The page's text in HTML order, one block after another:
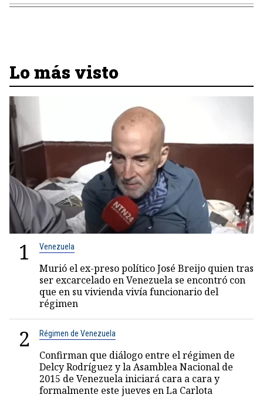
Lo más visto
1 Venezuela
Murió el ex-preso político José Breijo quien tras
ser excarcelado en Venezuela se encontró con
que en su vivienda vivía funcionario del
régimen
2 Régimen de Venezuela
Confirman que diálogo entre el régimen de
Delcy Rodríguez y la Asamblea Nacional de
2015 de Venezuela iniciará cara a cara y
formalmente este jueves en La Carlota